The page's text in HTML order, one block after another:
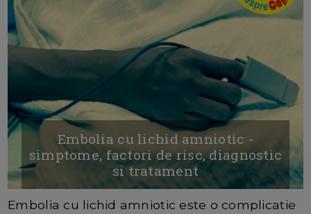
Embolia cu lichid amniotic -
simptome, factori de risc, diagnostic
si tratament
Embolia cu lichid amniotic este o complicatie